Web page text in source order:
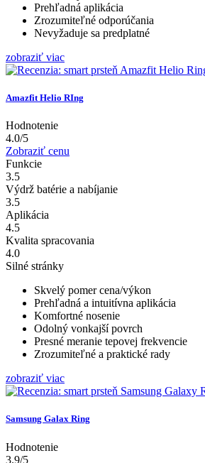
Prehľadná aplikácia
Zrozumiteľné odporúčania
Nevyžaduje sa predplatné
zobraziť viac
Amazfit Helio RIng
Hodnotenie
4.0/5
Zobraziť cenu
Funkcie
3.5
Výdrž batérie a nabíjanie
3.5
Aplikácia
4.5
Kvalita spracovania
4.0
Silné stránky
Skvelý pomer cena/výkon
Prehľadná a intuitívna aplikácia
Komfortné nosenie
Odolný vonkajší povrch
Presné meranie tepovej frekvencie
Zrozumiteľné a praktické rady
zobraziť viac
Samsung Galax Ring
Hodnotenie
3.9/5